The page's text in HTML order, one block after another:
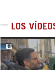
LOS